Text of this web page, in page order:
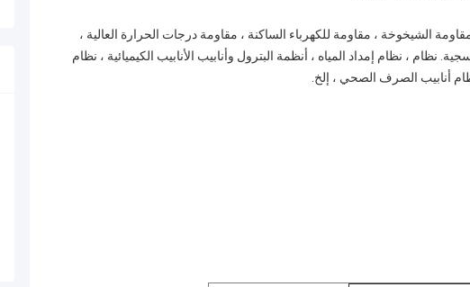
الشيخوخة ، مقاومة للكهرباء الساكنة ، مقاومة درجات الحرارة العالية ،
نظام ، نظام إمداد المياه ، أنظمة البترول وأنابيب الأنابيب الكيميائية ، نظام
أنابيب الصرف الصحي ، إلخ.